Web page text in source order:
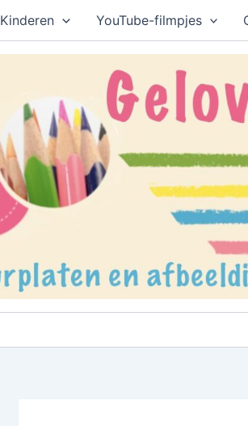
Kinderen YouTube-filmpjes